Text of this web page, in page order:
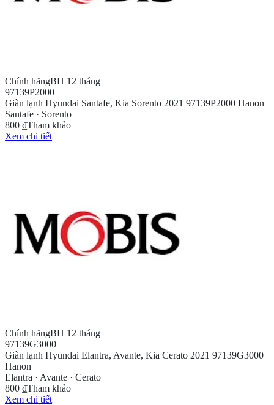
Chính hãngBH 12 tháng
97139P2000
Giàn lạnh Hyundai Santafe, Kia Sorento 2021 97139P2000 Hanon
Santafe · Sorento
800 ₫Tham khảo
Xem chi tiết
Chính hãngBH 12 tháng
97139G3000
Giàn lạnh Hyundai Elantra, Avante, Kia Cerato 2021 97139G3000
Hanon
Elantra · Avante · Cerato
800 ₫Tham khảo
Xem chi tiết